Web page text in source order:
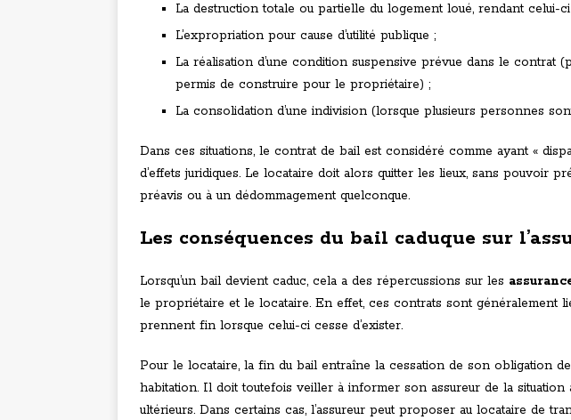
La destruction totale ou partielle du logement loué, rendant celui-
L’expropriation pour cause d’utilité publique ;
La réalisation d’une condition suspensive prévue dans le contrat
permis de construire pour le propriétaire) ;
La consolidation d’une indivision (lorsque plusieurs personnes
Dans ces situations, le contrat de bail est considéré comme ayant «
d’effets juridiques. Le locataire doit alors quitter les lieux, sans pouvoir
préavis ou à un dédommagement quelconque.
Les conséquences du bail caduque sur
Lorsqu’un bail devient caduc, cela a des répercussions sur les
le propriétaire et le locataire. En effet, ces contrats sont généralement
prennent fin lorsque celui-ci cesse d’exister.
Pour le locataire, la fin du bail entraîne la cessation de son obligation
habitation. Il doit toutefois veiller à informer son assureur de la situation
ultérieurs. Dans certains cas, l’assureur peut proposer au locataire de